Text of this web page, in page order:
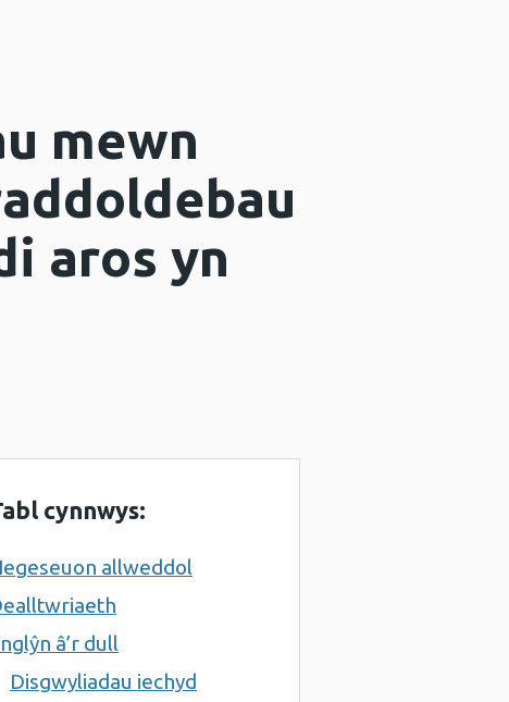
mewn
aros yn
cynnwys:
allweddol
â’r dull
Disgwyliadau iechyd